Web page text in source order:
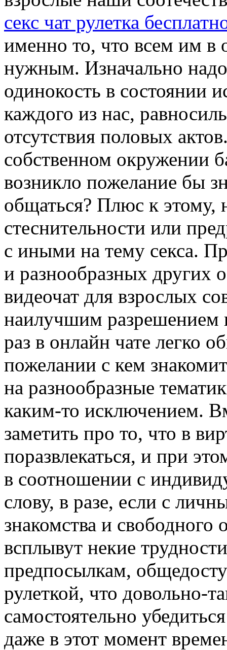
секс чат рулетка
именно то, что всем им в
нужным. Изначально надо
одинокость в состоянии
каждого из нас,
отсутствия половых
собственном окружении
возникло пожелание бы
общаться? Плюс к этому,
стеснительности или
с иными на тему секса.
и разнообразных других
видеочат для взрослых
наилучшим разрешением
раз в онлайн чате легко
пожелании с кем
на разнообразные
каким-то исключением.
заметить про то, что в
поразвлекаться, и при
в соотношении с
слову, в разе, если с
знакомства и свободного
всплывут некие
предпосылкам,
рулеткой, что довольно-
самостоятельно
даже в этот момент